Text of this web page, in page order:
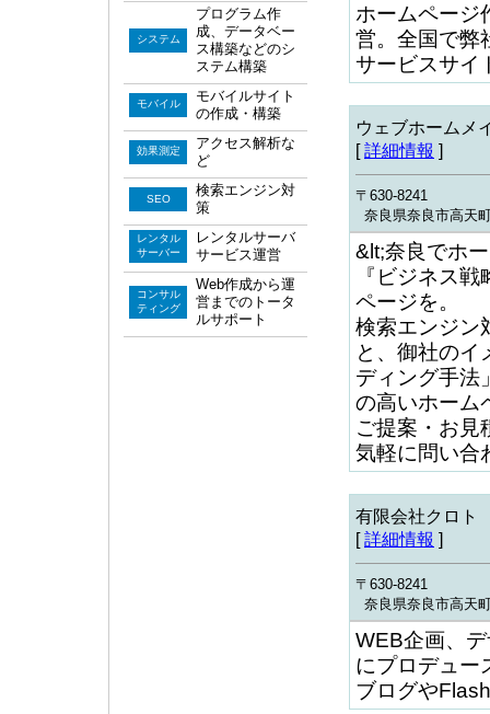
システム
プログラム作
成、データベー
ス構築などのシ
ステム構築
モバイル
モバイルサイト
の作成・構築
効果測定
アクセス解析な
ど
SEO
検索エンジン対
策
レンタル
サーバー
レンタルサーバ
サービス運営
コンサル
ティング
Web作成から運
営までのトータ
ルサポート
ホームページ
営。全国で弊
サービスサイ
ウェブホームメ
[詳細情報 ]
〒630-8241
奈良県奈良市高天
&lt;奈良でホ
『ビジネス
ページを。
検索エンジン
と、御社のイ
ディング手法
の高いホーム
ご提案・お見
気軽に問い合
有限会社クロト
[詳細情報 ]
〒630-8241
奈良県奈良市高天
WEB企画、
にプロデュー
ブログや